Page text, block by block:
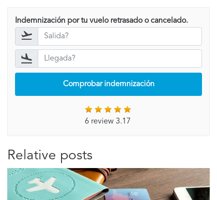
Indemnización por tu vuelo retrasado o cancelado.
Comprobar indemnización
6 review 3.17
Relative posts